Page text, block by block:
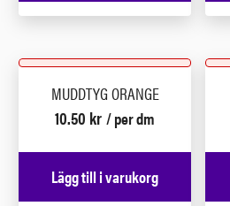
MUDDTYG ORANGE
10.50 kr / per dm
Lägg till i varukorg